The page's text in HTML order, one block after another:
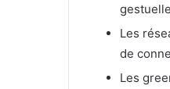
Les
de
Les